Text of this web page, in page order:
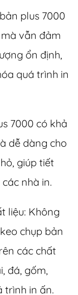
plus 7000
vẫn đảm
ổn định,
quá trình in
7000 có khả
dễ dàng cho
giúp tiết
nhà in.
liệu: Không
chụp bản
các chất
đá, gốm,
trình in ấn.